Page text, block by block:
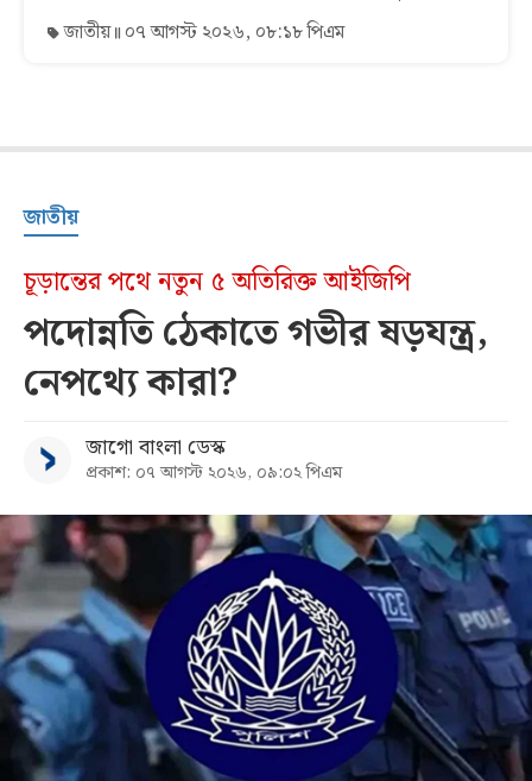
জাতীয় ০৭ আগস্ট ২০২৬, ০৮:১৮ পিএম
জাতীয়
চূড়ান্তের পথে নতুন ৫ অতিরিক্ত আইজিপি
পদোন্নতি ঠেকাতে গভীর ষড়যন্ত্র,
নেপথ্যে কারা?
জাগো বাংলা ডেস্ক
প্রকাশ: ০৭ আগস্ট ২০২৬, ০৯:০২ পিএম